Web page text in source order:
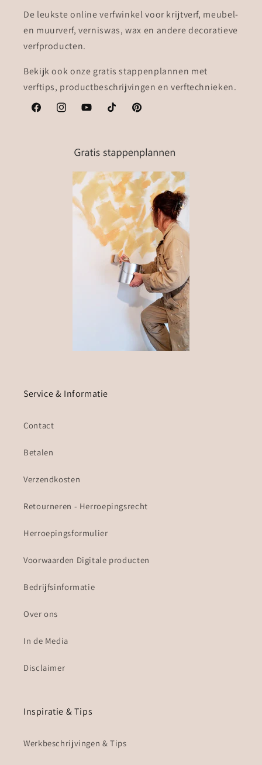
De leukste online verfwinkel voor krijtverf, meubel-
en muurverf, verniswas, wax en andere decoratieve
verfproducten.
Bekijk ook onze gratis stappenplannen met
verftips, productbeschrijvingen en verftechnieken.
FacebookInstagramYouTubeTikTok Pinterest
Service & Informatie
Contact
Betalen
Verzendkosten
Retourneren - Herroepingsrecht
Herroepingsformulier
Voorwaarden Digitale producten
Bedrijfsinformatie
Over ons
In de Media
Disclaimer
Inspiratie & Tips
Werkbeschrijvingen & Tips